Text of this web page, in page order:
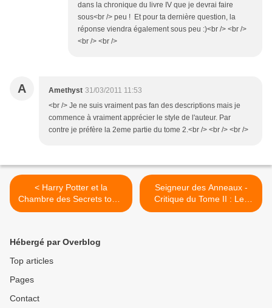
dans la chronique du livre IV que je devrai faire
sous<br /> peu ! Et pour ta dernière question, la
réponse viendra également sous peu :)<br /> <br />
<br /> <br />
A Amethyst 31/03/2011 11:53
<br /> Je ne suis vraiment pas fan des descriptions mais je
commence à vraiment apprécier le style de l'auteur. Par
contre je préfère la 2eme partie du tome 2.<br /> <br /> <br />
< Harry Potter et la
Chambre des Secrets tome
2, de JK Rowling
Seigneur des Anneaux -
Critique du Tome II : Les
Deux Tours - Livre IV >
Hébergé par Overblog
Top articles
Pages
Contact